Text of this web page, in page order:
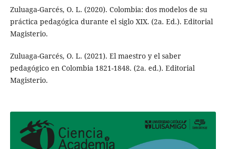
Zuluaga-Garcés, O. L. (2020). Colombia: dos modelos de su
práctica pedagógica durante el siglo XIX. (2a. Ed.). Editorial
Magisterio.
Zuluaga-Garcés, O. L. (2021). El maestro y el saber
pedagógico en Colombia 1821-1848. (2a. ed.). Editorial
Magisterio.